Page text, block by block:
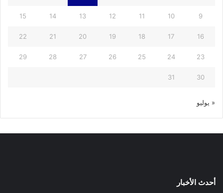
9
10
11
12
13
14
15
16
17
18
19
20
21
22
23
24
25
26
27
28
29
30
31
« يوليو
أحدث الأخبار